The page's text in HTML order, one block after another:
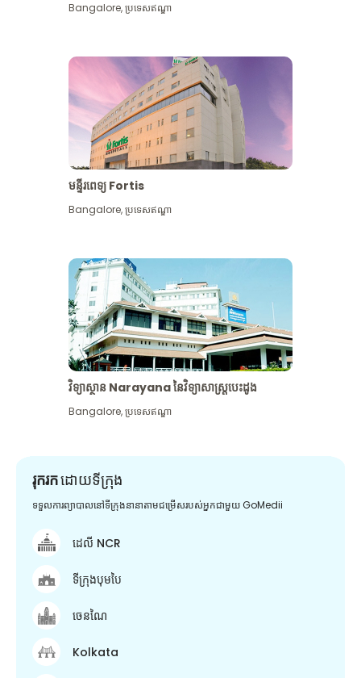
មើល​ច្រើន​ទៀត
Bangalore,ប្រទេសឥណ្ឌា
មន្ទីរពេទ្យ Fortis
Bangalore,ប្រទេសឥណ្ឌា
វិទ្យាស្ថាន Narayana នៃវិទ្យាសាស្រ្តបេះដូង
Bangalore,ប្រទេសឥណ្ឌា
រុករកដោយទីក្រុង
ទទួលការព្យាបាលនៅទីក្រុងនានាតាមជម្រើសរបស់អ្នកជាមួយ GoMedii
ដេលី NCR
ទីក្រុងបុមបៃ
ចេនណៃ
Kolkata